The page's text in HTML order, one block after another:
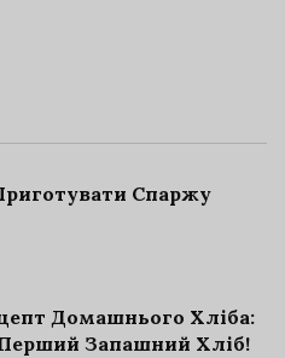
Спаржу
Домашнього Хліба:
Запашний Хліб!